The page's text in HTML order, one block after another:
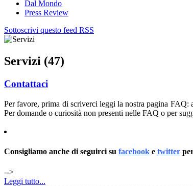
Dal Mondo
Press Review
Sottoscrivi questo feed RSS
Servizi (47)
Contattaci
Per favore, prima di scriverci leggi la nostra pagina FAQ:
Per domande o curiosità non presenti nelle FAQ o per
Consigliamo anche di seguirci su facebook e twitter
-->
Leggi tutto...